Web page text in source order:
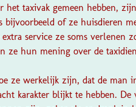
het taxivak gemeen hebben,
of ze huisdieren
service ze soms verlenen
ze hun mening over de
ze werkelijk zijn, dat de man
karakter blijkt te hebben. De